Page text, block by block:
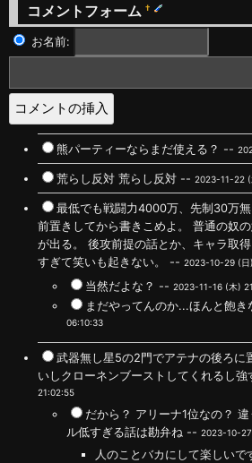
コメントフォーム †
お名前:
熊パーティーならまだ使える？ --
荒らし反対 荒らし反対 -- 2023-11-22
最低でも戦闘力4000万、先制30万
前置きしてから書きこめよ。 普通の奴
が出る。 後攻前提の話とか、キャラ取
すぎて笑いも起きない。 -- 2023-10-29 (
当然だよな？ -- 2023-11-16 (木)
まだやってんのか...ほんと飽
06:10:33
武器無し星5の2門でアテナの後ろに
いしクローネンブーストしてくれるし
21:02:55
だから？ アリーナ1位なの？
ル低すぎる話は勘弁ね -- 2023-10-
人のことバカにして楽しいで